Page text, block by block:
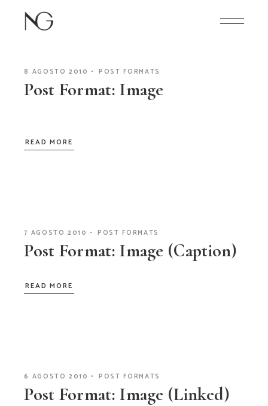
content
8 AGOSTO 2010 POST FORMATS
Post Format: Image
READ MORE
7 AGOSTO 2010 POST FORMATS
Post Format: Image (Caption)
READ MORE
6 AGOSTO 2010 POST FORMATS
Post Format: Image (Linked)